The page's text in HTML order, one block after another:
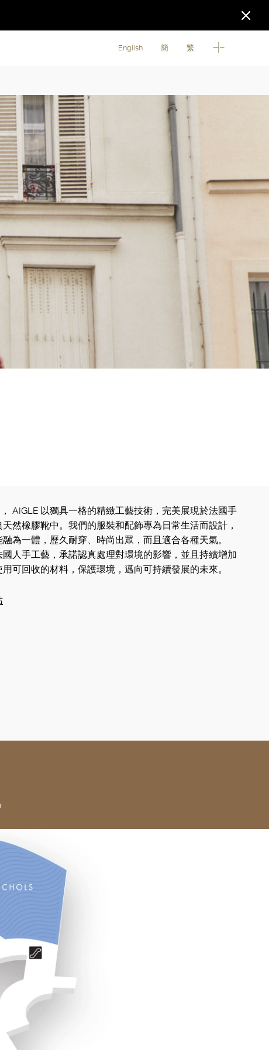
English 簡 繁
AIGLE 以獨具一格的精緻工藝技術，完美展現於法國手
然橡膠靴中。我們的服裝和配飾專為日常生活而設計，
為一體，歷久耐穿、時尚出眾，而且適合各種天氣。
國人手工藝，承諾認真處理對環境的影響，並且持續增加
可回收的材料，保護環境，邁向可持續發展的未來。